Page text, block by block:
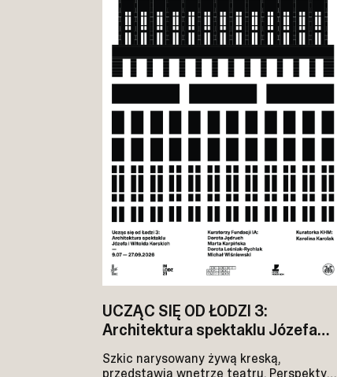
UCZĄC SIĘ OD ŁODZI 3:
Architektura spektaklu Józefa
i Witolda Korskich
Szkic narysowany żywą kreską,